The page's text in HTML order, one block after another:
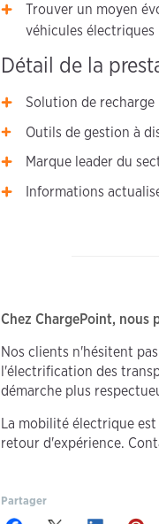
Trouver un moyen
véhicules électriques
Détail de la
Solution de
Outils de gestion à
Marque leader du
Informations
Chez ChargePoint, nous
Nos clients n'hésitent
l'électrification des
démarche plus
La mobilité électrique
retour d'expérience.
Partager